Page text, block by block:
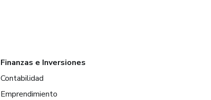
Finanzas e Inversiones
Contabilidad
Emprendimiento